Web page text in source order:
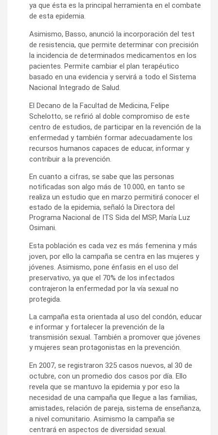
ya que ésta es la principal herramienta en el combate
de esta epidemia.
Asimismo, Basso, anunció la incorporación del test
de resistencia, que permite determinar con precisión
la incidencia de determinados medicamentos en los
pacientes. Permite cambiar el plan terapéutico
basado en una evidencia y servirá a todo el Sistema
Nacional Integrado de Salud.
El Decano de la Facultad de Medicina, Felipe
Schelotto, se refirió al doble compromiso de este
centro de estudios, de participar en la revención de la
enfermedad y también formar adecuadamente los
recursos humanos capaces de educar, informar y
contribuir a la prevención.
En cuanto a cifras, se sabe que las personas
notificadas son algo más de 10.000, en tanto se
realiza un estudio que en marzo permitirá conocer el
estado de la epidemia, señaló la Directora del
Programa Nacional de ITS Sida del MSP, María Luz
Osimani.
Esta población es cada vez es más femenina y más
joven, por ello la campaña se centra en las mujeres y
jóvenes. Asimismo, pone énfasis en el uso del
preservativo, ya que el 70% de los infectados
contrajeron la enfermedad por la vía sexual no
protegida.
La campaña esta orientada al uso del condón, educar
e informar y fortalecer la prevención de la
transmisión sexual. También a promover que jóvenes
y mujeres sean protagonistas en la prevención.
En 2007, se registraron 325 casos nuevos, al 30 de
octubre, con un promedio dos casos por día. Ello
revela que se mantuvo la epidemia y por eso la
necesidad de una campaña que llegue a las familias,
amistades, relación de pareja, sistema de enseñanza,
a nivel comunitario. Asimismo la campaña se
centrará en aspectos de diversidad sexual.